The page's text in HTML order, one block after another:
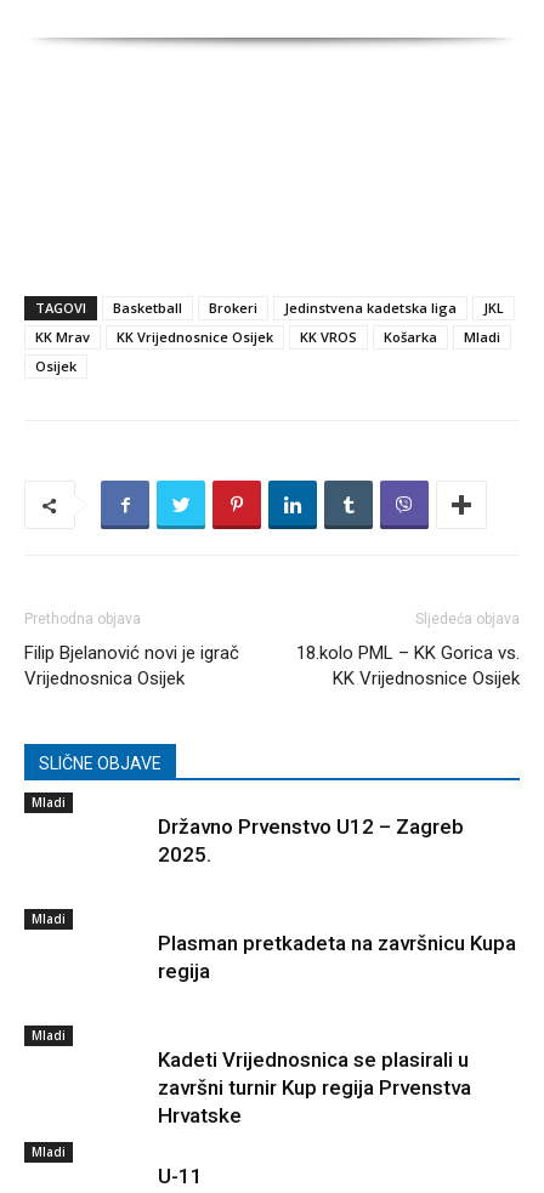
TAGOVI Basketball Brokeri Jedinstvena kadetska liga
JKL
KK Mrav
KK Vrijednosnice Osijek KK VROS Košarka
Mladi
Osijek
Prethodna objava
Filip Bjelanović novi je igrač
Vrijednosnica Osijek
Sljedeća objava
18.kolo PML – KK Gorica vs.
KK Vrijednosnice Osijek
SLIČNE OBJAVE
Mladi
Državno Prvenstvo U12 – Zagreb
2025.
Mladi
Plasman pretkadeta na završnicu Kupa
regija
Mladi
Kadeti Vrijednosnica se plasirali u
završni turnir Kup regija Prvenstva
Hrvatske
Mladi
U-11